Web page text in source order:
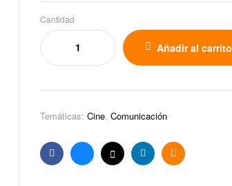
Cantidad
Añadir al carrito
Temáticas: Cine, Comunicación
FacebookBlueskyX LinkedinEmail